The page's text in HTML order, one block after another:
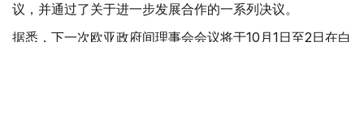
议，并通过了关于进一步发展合作的一系列决议。
据悉，下一次欧亚政府间理事会会议将于10月1日至2日在白